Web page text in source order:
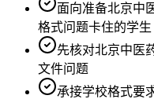
面向准备北京中
格式问题卡住的学生
先核对北京中医
文件问题
承接学校格式要